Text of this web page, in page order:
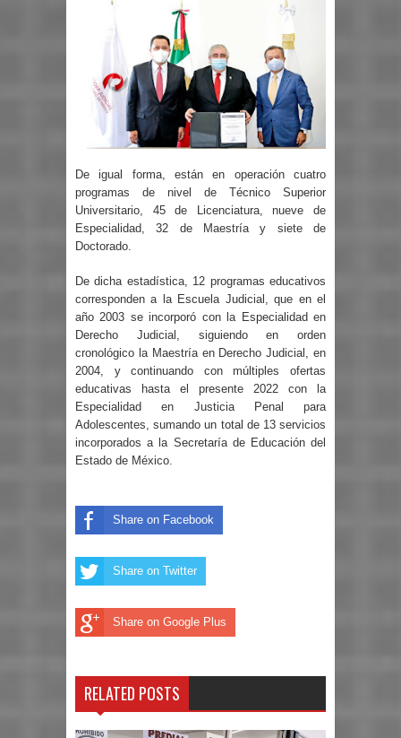
De igual forma, están en operación cuatro
programas de nivel de Técnico Superior
Universitario, 45 de Licenciatura, nueve de
Especialidad, 32 de Maestría y siete de
Doctorado.
De dicha estadística, 12 programas educativos
corresponden a la Escuela Judicial, que en el
año 2003 se incorporó con la Especialidad en
Derecho Judicial, siguiendo en orden
cronológico la Maestría en Derecho Judicial, en
2004, y continuando con múltiples ofertas
educativas hasta el presente 2022 con la
Especialidad en Justicia Penal para
Adolescentes, sumando un total de 13 servicios
incorporados a la Secretaría de Educación del
Estado de México.
Share on Facebook
Share on Twitter
Share on Google Plus
RELATED POSTS